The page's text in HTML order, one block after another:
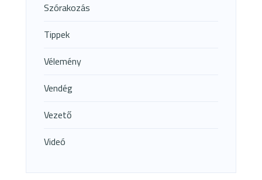
Szórakozás
Tippek
Vélemény
Vendég
Vezető
Videó